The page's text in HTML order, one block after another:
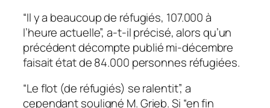
“Il y a beaucoup de réfugiés, 107.000 à
l’heure actuelle”, a-t-il précisé, alors qu’un
précédent décompte publié mi-décembre
faisait état de 84.000 personnes réfugiées.
“Le flot (de réfugiés) se ralentit”, a
cependant souligné M. Grieb. Si “en fin